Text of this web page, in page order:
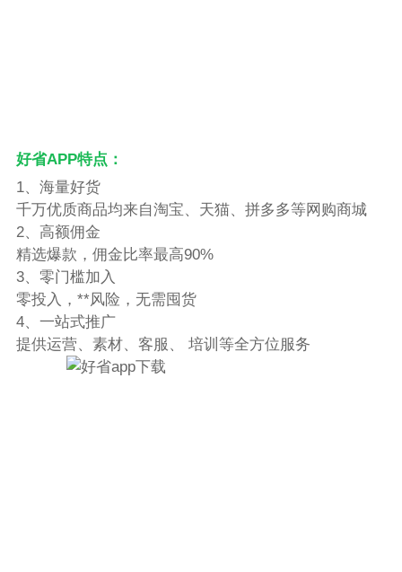
好省APP特点：
1、海量好货
千万优质商品均来自淘宝、天猫、拼多多等网购商城
2、高额佣金
精选爆款，佣金比率最高90%
3、零门槛加入
零投入，**风险，无需囤货
4、一站式推广
提供运营、素材、客服、 培训等全方位服务